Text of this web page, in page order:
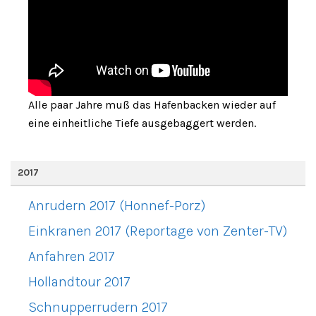
Alle paar Jahre muß das Hafenbacken wieder auf
eine einheitliche Tiefe ausgebaggert werden.
2017
Anrudern 2017 (Honnef-Porz)
Einkranen 2017 (Reportage von Zenter-TV)
Anfahren 2017
Hollandtour 2017
Schnupperrudern 2017